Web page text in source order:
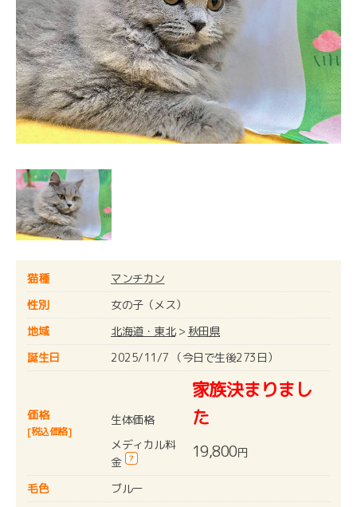
猫種
マンチカン
性別
女の子（メス）
地域
北海道・東北> 秋田県
誕生日
2025/11/7 （今日で生後273日）
価格
[税込価格]
生体価格
家族決まりまし
た
メディカル料
金
? 19,800円
毛色
ブルー